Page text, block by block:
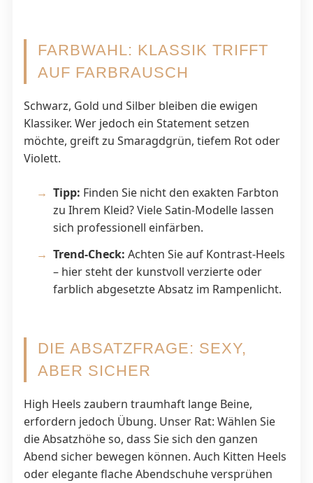
FARBWAHL: KLASSIK TRIFFT
AUF FARBRAUSCH
Schwarz, Gold und Silber bleiben die ewigen
Klassiker. Wer jedoch ein Statement setzen
möchte, greift zu Smaragdgrün, tiefem Rot oder
Violett.
Tipp: Finden Sie nicht den exakten Farbton
zu Ihrem Kleid? Viele Satin-Modelle lassen
sich professionell einfärben.
Trend-Check: Achten Sie auf Kontrast-Heels
– hier steht der kunstvoll verzierte oder
farblich abgesetzte Absatz im Rampenlicht.
DIE ABSATZFRAGE: SEXY,
ABER SICHER
High Heels zaubern traumhaft lange Beine,
erfordern jedoch Übung. Unser Rat: Wählen Sie
die Absatzhöhe so, dass Sie sich den ganzen
Abend sicher bewegen können. Auch Kitten Heels
oder elegante flache Abendschuhe versprühen